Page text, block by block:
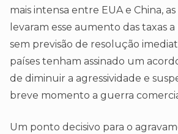
mais intensa entre EUA e China,
levaram esse aumento das taxas
sem previsão de resolução
países tenham assinado um
de diminuir a agressividade e
breve momento a guerra
Um ponto decisivo para o